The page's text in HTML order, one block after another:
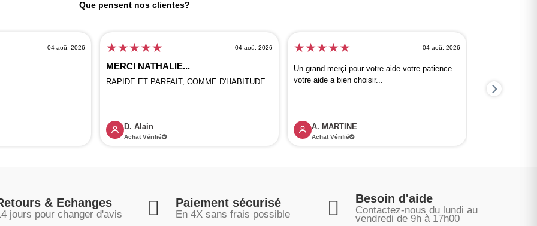
Que pensent nos clientes?
04 aoû, 2026 ★★★★★ 04 aoû, 2026
MERCI NATHALIE...
RAPIDE ET PARFAIT, COMME D'HABITUDE...
D. Alain
Achat Vérifié
★★★★★ 04 aoû, 2026
Un grand merçi pour votre aide votre patience
votre aide a bien choisir...
A. MARTINE
Achat Vérifié
Envoi rapide.
›
& Echanges
jours pour changer d'avis
Paiement sécurisé
En 4X sans frais possible
Besoin d'aide
Contactez-nous du lundi au
vendredi de 9h à 17h00